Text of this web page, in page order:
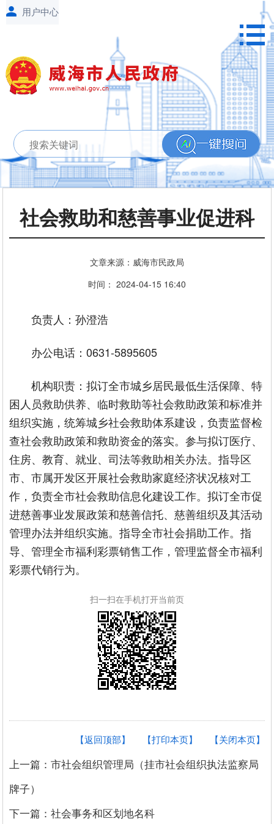
社会救助和慈善事业促进科
文章来源：威海市民政局
时间： 2024-04-15 16:40
负责人：孙澄浩
办公电话：0631-5895605
机构职责：拟订全市城乡居民最低生活保障、特
困人员救助供养、临时救助等社会救助政策和标准并
组织实施，统筹城乡社会救助体系建设，负责监督检
查社会救助政策和救助资金的落实。参与拟订医疗、
住房、教育、就业、司法等救助相关办法。指导区
市、市属开发区开展社会救助家庭经济状况核对工
作，负责全市社会救助信息化建设工作。拟订全市促
进慈善事业发展政策和慈善信托、慈善组织及其活动
管理办法并组织实施。指导全市社会捐助工作。指
导、管理全市福利彩票销售工作，管理监督全市福利
彩票代销行为。
扫一扫在手机打开当前页
【关闭本页】
【打印本页】
【返回顶部】
上一篇：市社会组织管理局（挂市社会组织执法监察局
牌子）
下一篇：社会事务和区划地名科